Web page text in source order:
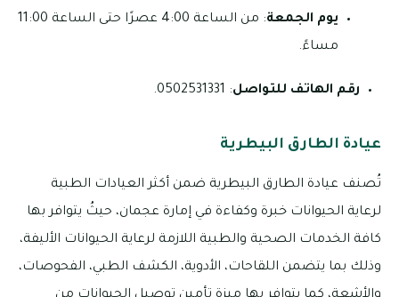
يوم الجمعة
: من الساعة 4:00 عصرًا حتى الساعة 11:00
مساءً.
رقم الهاتف للتواصل: 0502531331.
عيادة الطارق البيطرية
تُصنف عيادة الطارق البيطرية ضمن أكثر العيادات الطبية
لرعاية الحيوانات خبرة وكفاءة في إمارة عجمان، حيثُ يتوافر بها
كافة الخدمات الصحية والطبية اللازمة لرعاية الحيوانات الأليفة،
وذلك بما يتضمن اللقاحات، الأدوية، الكشف الطبي، الفحوصات،